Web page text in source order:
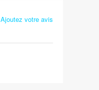
Ajoutez votre avis